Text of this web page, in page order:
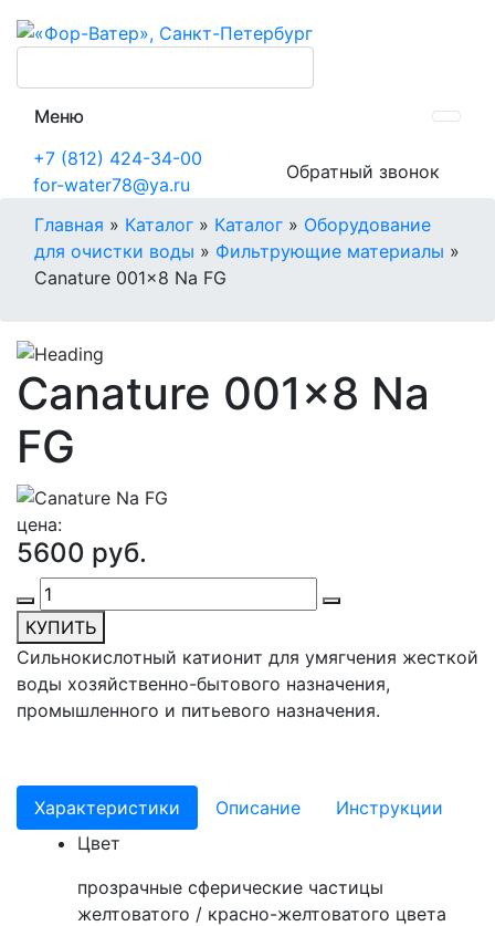
+7 (812) 424-34-00
for-water78@ya.ru
Обратный звонок
Меню
Главная » Каталог » Каталог » Оборудование
для очистки воды » Фильтрующие материалы »
Canature 001×8 Na FG
Canature 001×8 Na
FG
цена:
5600 руб.
КУПИТЬ
Сильнокислотный катионит для умягчения жесткой
воды хозяйственно-бытового назначения,
промышленного и питьевого назначения.
Характеристики Описание
Инструкции
Цвет
прозрачные сферические частицы
желтоватого / красно-желтоватого цвета